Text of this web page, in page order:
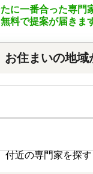
に一番合った専門
無料で提案が届きま
お住まいの地域
付近の専門家を探す